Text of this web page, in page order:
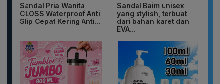
Sandal Pria Wanita
CLOSS Waterproof Anti
Slip Cepat Kering Anti...
Sandal Baim unisex
yang stylish, terbuat
dari bahan karet dan
EVA...